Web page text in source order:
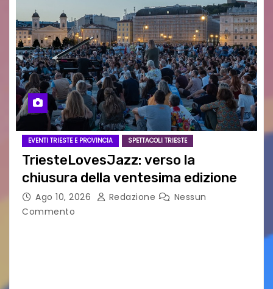
EVENTI TRIESTE E PROVINCIA SPETTACOLI TRIESTE
TriesteLovesJazz: verso la
chiusura della ventesima edizione
Ago 10, 2026 Redazione
Nessun
Commento